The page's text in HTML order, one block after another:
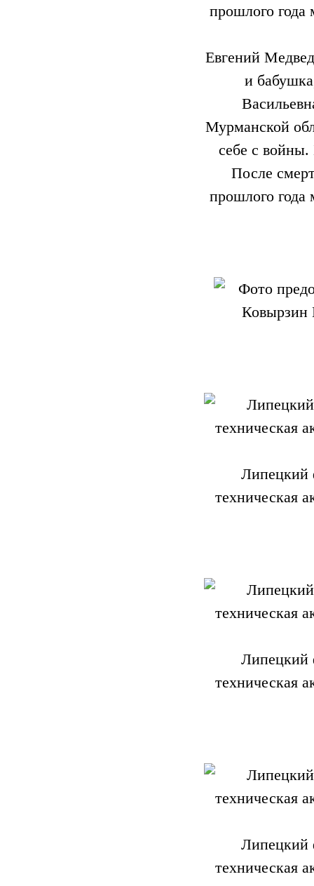
Евгений
и
Мурманской
себе с
После
прошлого года
Липецкий
техническая
Липецкий
техническая
Липецкий
техническая